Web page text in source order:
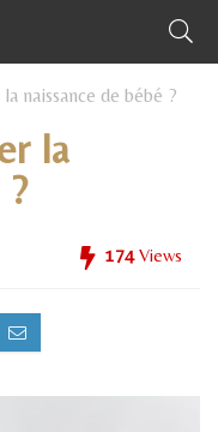
naissance de bébé ?
la
174Views